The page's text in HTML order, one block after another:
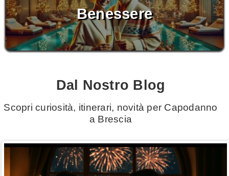
Benessere
Dal Nostro Blog
Scopri curiosità, itinerari, novità per Capodanno
a Brescia